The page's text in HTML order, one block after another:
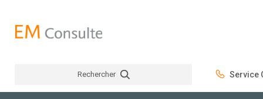
Rechercher Service